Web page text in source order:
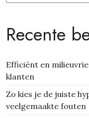
Recente
Efficiënt en
klanten
Zo kies je de juiste
veelgemaakte fouten